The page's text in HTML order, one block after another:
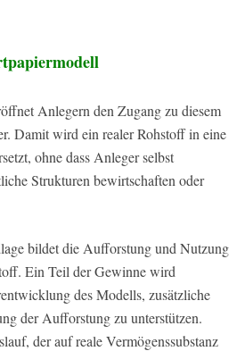
Anlegern den Zugang zu diesem
Damit wird ein realer Rohstoff in eine
ohne dass Anleger selbst
Strukturen bewirtschaften oder
bildet die Aufforstung und Nutzung
Ein Teil der Gewinne wird
des Modells, zusätzliche
der Aufforstung zu unterstützen.
der auf reale Vermögenssubstanz